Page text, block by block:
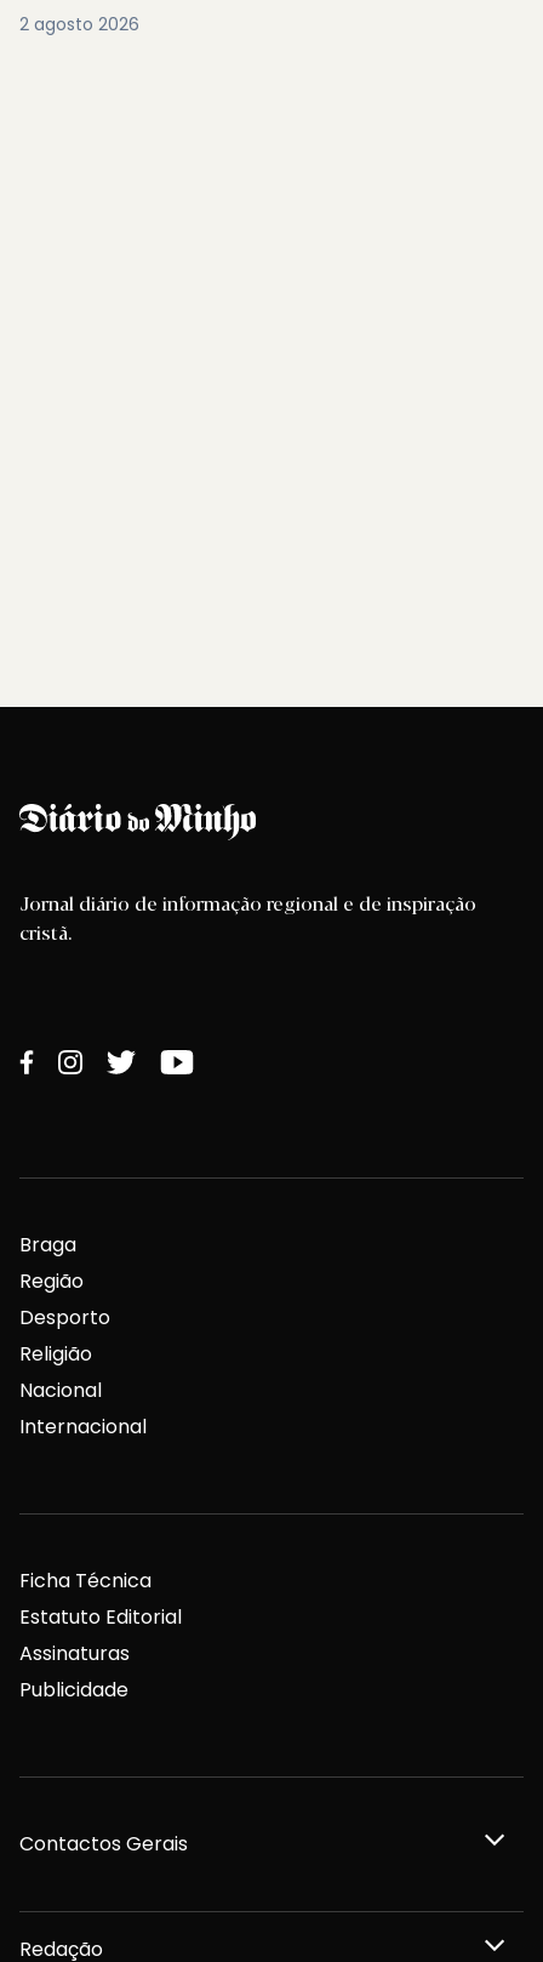
2 agosto 2026
Jornal diário de informação regional e de inspiração
cristã.
Braga
Região
Desporto
Religião
Nacional
Internacional
Ficha Técnica
Estatuto Editorial
Assinaturas
Publicidade
Contactos Gerais
Redação